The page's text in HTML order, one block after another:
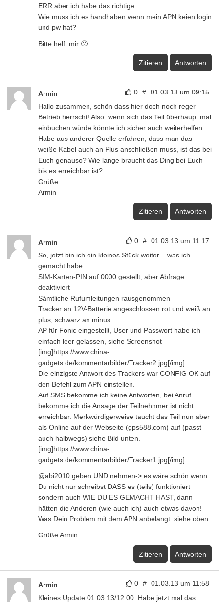
ERR aber ich habe das richtige.
Wie muss ich es handhaben wenn mein APN keien login
und pw hat?
Bitte helft mir 🙁
Zitieren Antworten
0 # 01.03.13 um 09:15
Armin
Hallo zusammen, schön dass hier doch noch reger
Betrieb herrscht! Also: wenn sich das Teil überhaupt mal
einbuchen würde könnte ich sicher auch weiterhelfen.
Habe aus anderer Quelle erfahren, dass man das
weiße Kabel auch an Plus anschließen muss, ist das bei
Euch genauso? Wie lange braucht das Ding bei Euch
bis es erreichbar ist?
Grüße
Armin
Zitieren Antworten
0 # 01.03.13 um 11:17
Armin
So, jetzt bin ich ein kleines Stück weiter – was ich
gemacht habe:
SIM-Karten-PIN auf 0000 gestellt, aber Abfrage
deaktiviert
Sämtliche Rufumleitungen rausgenommen
Tracker an 12V-Batterie angeschlossen rot und weiß an
plus, schwarz an minus
AP für Fonic eingestellt, User und Passwort habe ich
einfach leer gelassen, siehe Screenshot
[img]https://www.china-
gadgets.de/kommentarbilder/Tracker2.jpg[/img]
Die einzigste Antwort des Trackers war CONFIG OK auf
den Befehl zum APN einstellen.
Auf SMS bekomme ich keine Antworten, bei Anruf
bekomme ich die Ansage der Teilnehnmer ist nicht
erreichbar. Merkwürdigerweise taucht das Teil nun aber
als Online auf der Webseite (gps588.com) auf (passt
auch halbwegs) siehe Bild unten.
[img]https://www.china-
gadgets.de/kommentarbilder/Tracker1.jpg[/img]
@abi2010 geben UND nehmen-> es wäre schön wenn
Du nicht nur schreibst DASS es (teils) funktioniert
sondern auch WIE DU ES GEMACHT HAST, dann
hätten die Anderen (wie auch ich) auch etwas davon!
Was Dein Problem mit dem APN anbelangt: siehe oben.
Grüße Armin
Zitieren Antworten
0 # 01.03.13 um 11:58
Armin
Kleines Update 01.03.13/12:00: Habe jetzt mal das